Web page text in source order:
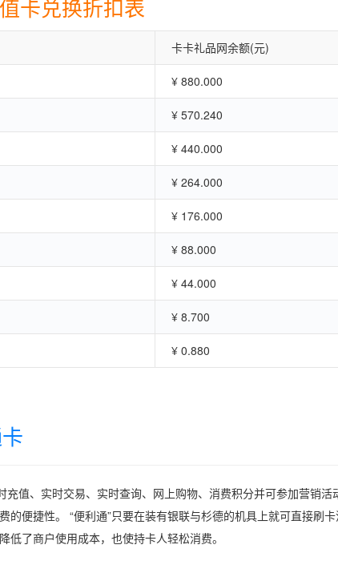
卡兑换折扣表
卡卡礼品网余额(元)
¥ 880.000
¥ 570.240
¥ 440.000
¥ 264.000
¥ 176.000
¥ 88.000
¥ 44.000
¥ 8.700
¥ 0.880
充值、实时交易、实时查询、网上购物、消费积分并可参加营销
的便捷性。 “便利通”只要在装有银联与杉德的机具上就可直接刷
低了商户使用成本，也使持卡人轻松消费。